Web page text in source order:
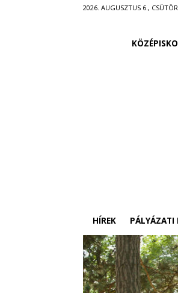
2026. AUGUSZTUS 6.,
HÍREK PÁLYÁZATI